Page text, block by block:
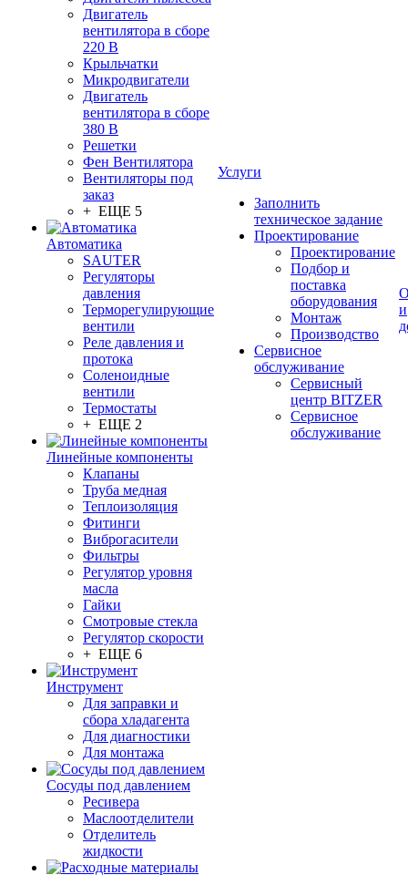
Двигатель
вентилятора в сборе
220 В
Крыльчатки
Микродвигатели
Двигатель
вентилятора в сборе
380 В
Решетки
Фен Вентилятора
Вентиляторы под
заказ
+ ЕЩЕ 5
Автоматика
SAUTER
Регуляторы
давления
Терморегулирующие
вентили
Реле давления и
протока
Соленоидные
вентили
Термостаты
+ ЕЩЕ 2
Линейные компоненты
Клапаны
Труба медная
Теплоизоляция
Фитинги
Виброгасители
Фильтры
Регулятор уровня
масла
Гайки
Смотровые стекла
Регулятор скорости
+ ЕЩЕ 6
Инструмент
Для заправки и
сбора хладагента
Для диагностики
Для монтажа
Сосуды под давлением
Ресивера
Маслоотделители
Отделитель
жидкости
Услуги
Заполнить
техническое задание
Проектирование
Проектирование
Подбор и
поставка
оборудования
Монтаж
Производство
Сервисное
обслуживание
Сервисный
центр BITZER
Сервисное
обслуживание
и